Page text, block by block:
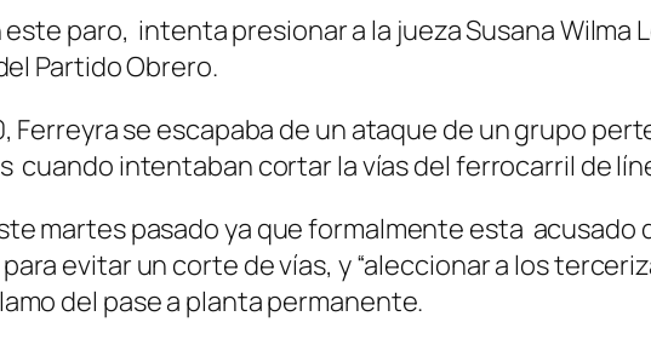
paro, intenta presionar a la jueza Susana
Partido Obrero.
Ferreyra se escapaba de un ataque de un grupo
intentaban cortar la vías del ferrocarril de
martes pasado ya que formalmente esta acusado
evitar un corte de vías, y “aleccionar a los
del pase a planta permanente.